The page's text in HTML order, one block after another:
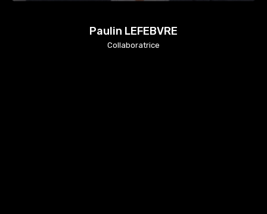
Paulin LEFEBVRE
Collaboratrice